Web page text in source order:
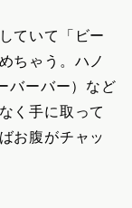
ていて「ビー
ちゃう。ハノ
バーバー）など
く手に取って
お腹がチャッ